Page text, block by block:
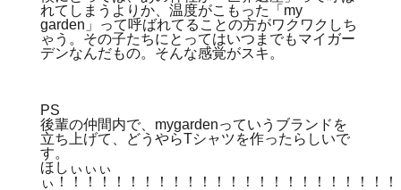
れてしまうよりか、温度がこもった「my
garden」って呼ばれてることの方がワクワクしち
ゃう。その子たちにとってはいつまでもマイガー
デンなんだもの。そんな感覚がスキ。
PS
後輩の仲間内で、mygardenっていうブランドを
立ち上げて、どうやらTシャツを作ったらしいで
す。
ほしぃぃぃ
ぃ！！！！！！！！！！！！！！！！！！！！！！！！